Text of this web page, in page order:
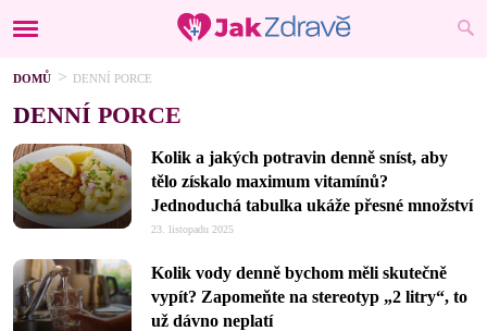
DOMŮ DENNÍ PORCE
DENNÍ PORCE
Kolik a jakých potravin denně sníst, aby
tělo získalo maximum vitamínů?
Jednoduchá tabulka ukáže přesné množství
23. listopadu 2025
Kolik vody denně bychom měli skutečně
vypít? Zapomeňte na stereotyp „2 litry“, to
už dávno neplatí